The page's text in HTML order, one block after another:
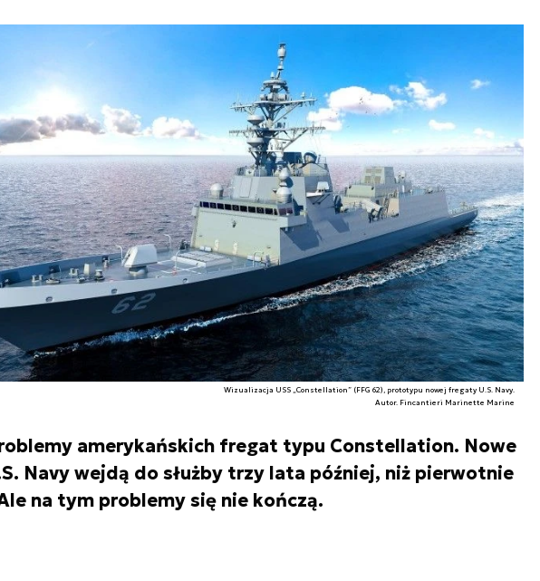
Wizualizacja USS „Constellation” (FFG 62), prototypu nowej fregaty U.S. Navy.
Autor. Fincantieri Marinette Marine
amerykańskich fregat typu Constellation. Nowe
Navy wejdą do służby trzy lata później, niż pierwotnie
na tym problemy się nie kończą.